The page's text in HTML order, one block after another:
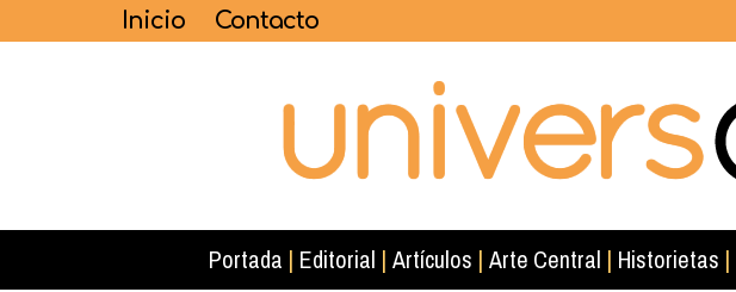
Inicio Contacto
Portada | Editorial | Artículos | Arte Central | Historietas |